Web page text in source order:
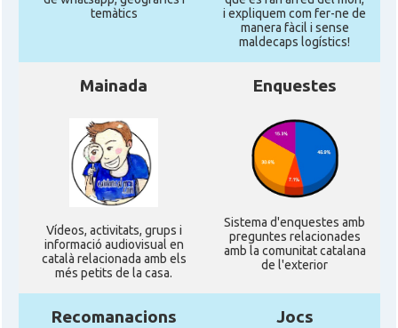
temàtics
i expliquem com fer-ne de
manera fàcil i sense
maldecaps logí­stics!
Mainada
Ví­deos, activitats, grups i
informació audiovisual en
català relacionada amb els
més petits de la casa.
Enquestes
Sistema d'enquestes amb
preguntes relacionades
amb la comunitat catalana
de l'exterior
Recomanacions Jocs